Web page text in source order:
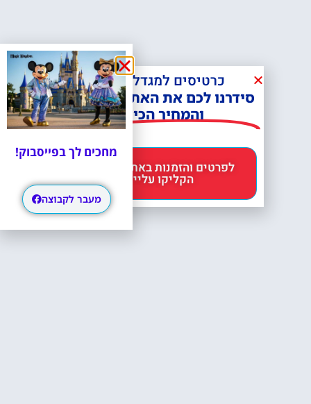
כרטיסים למגדל אייפל?
סידרנו לכם את האתר הכי אמין -
והמחיר הכי זול!
הקליקו עליי 😊
מחכים לך בפייסבוק!
מעבר לקבוצה